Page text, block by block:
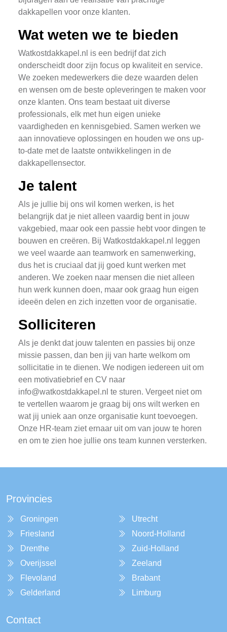
dakkapellen voor onze klanten.
Wat weten we te bieden
Watkostdakkapel.nl is een bedrijf dat zich
onderscheidt door zijn focus op kwaliteit en service.
We zoeken medewerkers die deze waarden delen
en wensen om de beste opleveringen te maken voor
onze klanten. Ons team bestaat uit diverse
professionals, elk met hun eigen unieke
vaardigheden en kennisgebied. Samen werken we
aan innovatieve oplossingen en houden we ons up-
to-date met de laatste ontwikkelingen in de
dakkapellensector.
Je talent
Als je jullie bij ons wil komen werken, is het
belangrijk dat je niet alleen vaardig bent in jouw
vakgebied, maar ook een passie hebt voor dingen te
bouwen en creëren. Bij Watkostdakkapel.nl leggen
we veel waarde aan teamwork en samenwerking,
dus het is cruciaal dat jij goed kunt werken met
anderen. We zoeken naar mensen die niet alleen
hun werk kunnen doen, maar ook graag hun eigen
ideeën delen en zich inzetten voor de organisatie.
Solliciteren
Als je denkt dat jouw talenten en passies bij onze
missie passen, dan ben jij van harte welkom om
sollicitatie in te dienen. We nodigen iedereen uit om
een motivatiebrief en CV naar
info@watkostdakkapel.nl te sturen. Vergeet niet om
te vertellen waarom je graag bij ons wilt werken en
wat jij uniek aan onze organisatie kunt toevoegen.
Onze HR-team ziet ernaar uit om van jouw te horen
en om te zien hoe jullie ons team kunnen versterken.
Provincies
Groningen
Friesland
Drenthe
Overijssel
Flevoland
Gelderland
Utrecht
Noord-Holland
Zuid-Holland
Zeeland
Brabant
Limburg
Contact